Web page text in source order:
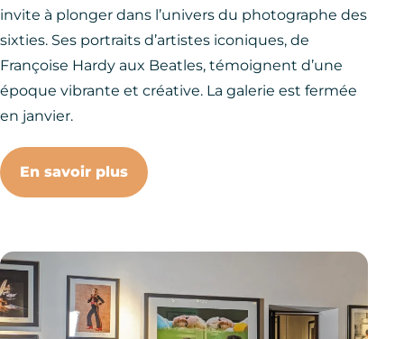
invite à plonger dans l’univers du photographe des
sixties. Ses portraits d’artistes iconiques, de
Françoise Hardy aux Beatles, témoignent d’une
époque vibrante et créative. La galerie est fermée
en janvier.
En savoir plus